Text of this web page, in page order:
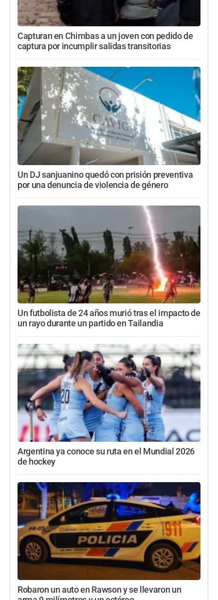
Capturan en Chimbas a un joven con pedido de
captura por incumplir salidas transitorias
Un DJ sanjuanino quedó con prisión preventiva
por una denuncia de violencia de género
Un futbolista de 24 años murió tras el impacto de
un rayo durante un partido en Tailandia
Argentina ya conoce su ruta en el Mundial 2026
de hockey
Robaron un auto en Rawson y se llevaron un